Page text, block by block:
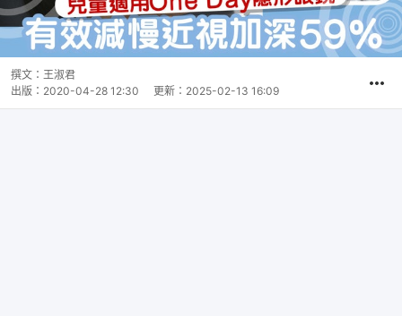
撰文： 王淑君
出版： 2020-04-28 12:30 更新： 2025-02-13 16:09